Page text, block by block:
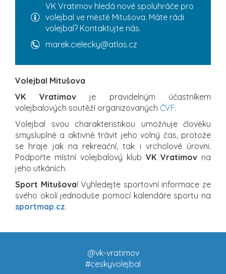
VK Vratimov hledá nové spoluhráče pro
volejbal ve městě Mitušova. Máte rádi
volejbal? Kontaktujte nás.
marek.cielecky@atlas.cz
Volejbal Mitušova
VK Vratimovje pravidelným účastníkem
volejbalových soutěží organizovaných ČVF.
Volejbal svou charakteristikou umožňuje člověku
smysluplně a aktivně trávit jeho volný čas, protože
se hraje jak na rekreační, tak i vrcholové úrovni.
Podpořte místní volejbalový klub VK Vratimov na
jeho utkáních.
Sport Mitušova! Vyhledejte sportovní informace ze
svého okolí jednoduše pomocí kalendáře sportu na
sportmap.cz.
@vk-vratimov
#ceskyvolejbal